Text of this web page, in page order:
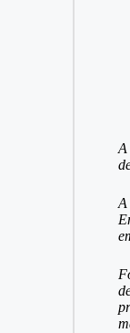
A
A
F